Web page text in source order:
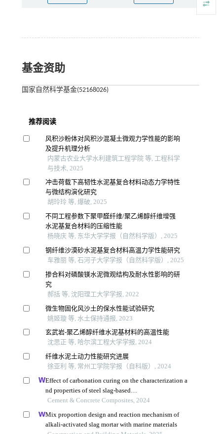
基金资助
国家自然科学基金(52168026)